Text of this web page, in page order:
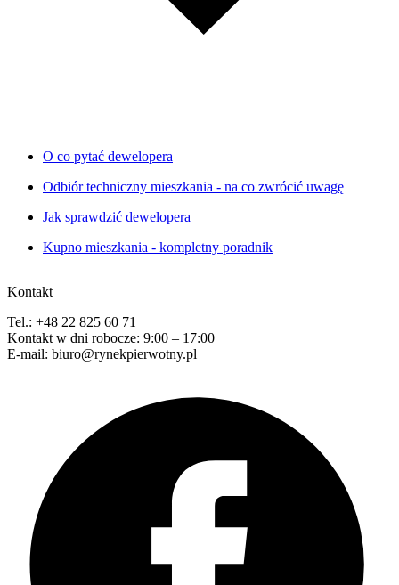
O co pytać dewelopera
Odbiór techniczny mieszkania - na co zwrócić uwagę
Jak sprawdzić dewelopera
Kupno mieszkania - kompletny poradnik
Kontakt
Tel.: +48 22 825 60 71
Kontakt w dni robocze: 9:00 – 17:00
E-mail: biuro@rynekpierwotny.pl